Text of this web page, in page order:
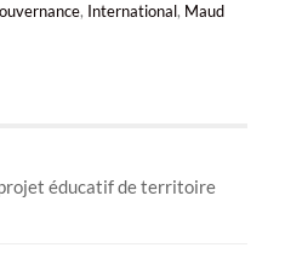
, International, Maud
éducatif de territoire